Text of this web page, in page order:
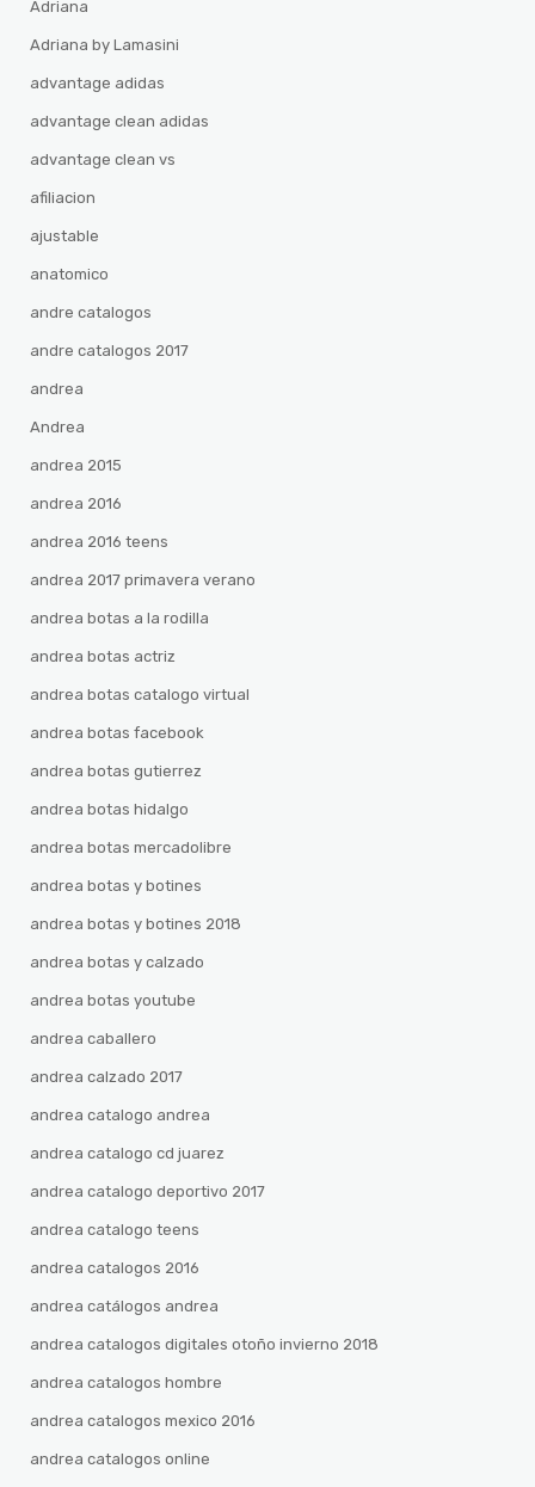
Adriana
Adriana by Lamasini
advantage adidas
advantage clean adidas
advantage clean vs
afiliacion
ajustable
anatomico
andre catalogos
andre catalogos 2017
andrea
Andrea
andrea 2015
andrea 2016
andrea 2016 teens
andrea 2017 primavera verano
andrea botas a la rodilla
andrea botas actriz
andrea botas catalogo virtual
andrea botas facebook
andrea botas gutierrez
andrea botas hidalgo
andrea botas mercadolibre
andrea botas y botines
andrea botas y botines 2018
andrea botas y calzado
andrea botas youtube
andrea caballero
andrea calzado 2017
andrea catalogo andrea
andrea catalogo cd juarez
andrea catalogo deportivo 2017
andrea catalogo teens
andrea catalogos 2016
andrea catálogos andrea
andrea catalogos digitales otoño invierno 2018
andrea catalogos hombre
andrea catalogos mexico 2016
andrea catalogos online